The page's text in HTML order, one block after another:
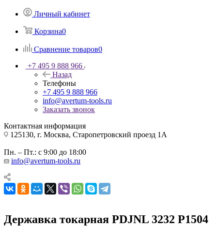
Личный кабинет
Корзина0
Сравнение товаров0
+7 495 9 888 966
Назад
Телефоны
+7 495 9 888 966
info@avertum-tools.ru
Заказать звонок
Контактная информация
125130, г. Москва, Старопетровский проезд 1А
Пн. – Пт.: с 9:00 до 18:00
info@avertum-tools.ru
Державка токарная PDJNL 3232 P1504